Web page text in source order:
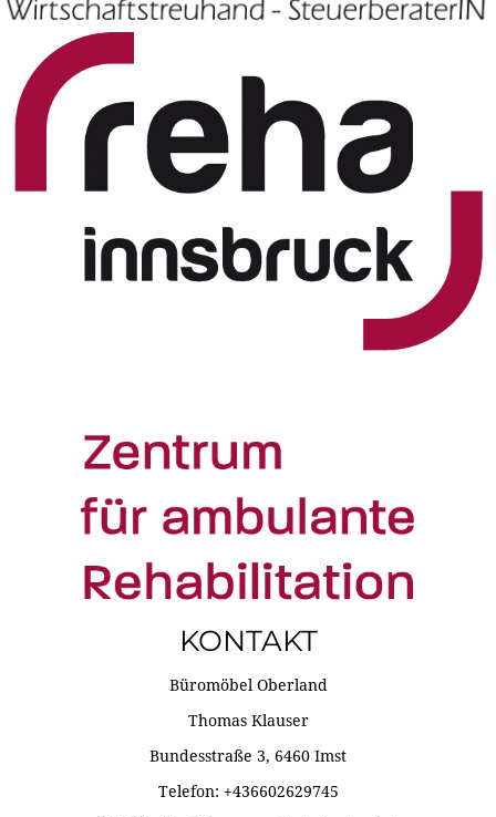
KONTAKT
Büromöbel Oberland
Thomas Klauser
Bundesstraße 3, 6460 Imst
Telefon: +436602629745